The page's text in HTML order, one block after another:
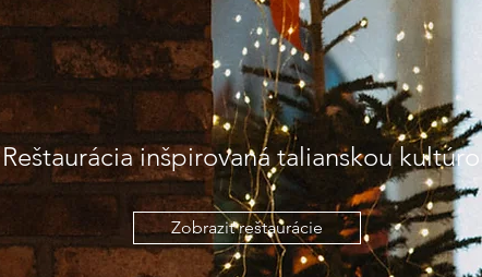
Reštaurácia inšpirovaná talianskou
Zobraziť reštaurácie